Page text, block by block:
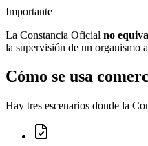
Importante
La Constancia Oficial no
la supervisión de un organismo
Cómo se usa
Hay tres escenarios donde la